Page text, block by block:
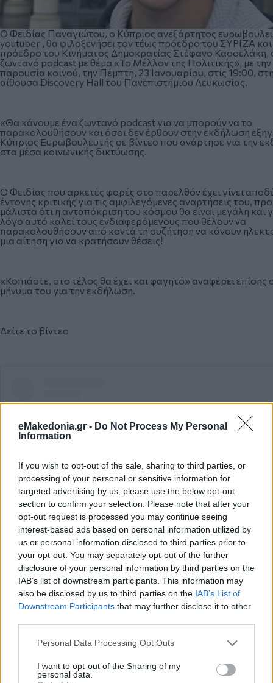
eMakedonia.gr - Do Not Process My Personal
Information
If you wish to opt-out of the sale, sharing to third parties, or
processing of your personal or sensitive information for
targeted advertising by us, please use the below opt-out
section to confirm your selection. Please note that after your
opt-out request is processed you may continue seeing
interest-based ads based on personal information utilized by
us or personal information disclosed to third parties prior to
your opt-out. You may separately opt-out of the further
disclosure of your personal information by third parties on the
IAB’s list of downstream participants. This information may
also be disclosed by us to third parties on the IAB’s List of
Downstream Participants that may further disclose it to other
Please note that this website/app uses one or more Google
not limited to your visit or usage behaviour. You may click to
grant or deny consent to Google and its third-party tags to
Personal Data Processing Opt Outs
I want to opt-out of the Sharing of my
personal data.
Ο Φειδίας Παναγιώτου, ο Κύπριος ανεξάρτητος
youtuber , θα φιλοξενήσει τον τέως πρόεδρο του ΣΥΡΙΖΑ και
πρόεδρο του Κινήματος Δημοκρατίας Στέφανο Κασσελάκη,
ζωντανό podcast με θέμα «Το Μέλλον της Πολιτικής», με την
παρουσία κοινού, την Πέμπτη, 23 Ιανουαρίου, στις 19:00,
αίθουσα Discovery Hall του Πανεπιστήμιου Λευκωσίας.
«Θα κάνουμε ένα ζωντανό podcast για να μπορούν να το
παρακολουθήσουν και όσοι δεν έρθουν στην εκδήλωση
Κύπριος Ευρωβουλευτής σε βίντεο που ανάρτησε για την
στα μέσα κοινωνικής δικτύωσης.
Ο Φειδίας που αρκετές φορές στο παρελθόν έχει γίνει
έντονης κριτικής για τις αμφιλεγόμενες αναρτήσεις του,
μάλιστα ότι η ανταπόκριση του κόσμου θα είναι μεγάλη και
λόγο αυτό καλεί τους ενδιαφερόμενους που θέλουν να
παρακολουθήσουν από κοντά τη συζήτηση να κάνουν
μια αίτηση για να κρατήσουν θέσεις!
«Κοπιάστε, στο τέλος θα έχει και φαγητό» αναφέρει επίσης
μήνυμα του για την εκδήλωση.
Δείτε το βίντεο
Δείτε αυτή τη δημοσίευση στο Instagram.